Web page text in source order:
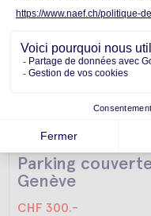
Parking
Genève
CHF 300.-